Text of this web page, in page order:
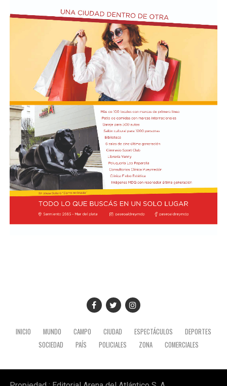
empeoró respecto al año anterior, contra un 41,3% que
la considera estable y solo un 6,3% que registra mejoría.
El 87,3% de los comerciantes considera que el contexto
actual no es propicio para invertir, la proporción más
alta relevada en lo que va del año.
En cuanto a las utilidades, solo el 15,9% las califica
como buenas, mientras que el 28,6% las califica como
malas y el 6,3% como pésimas.
Comparado con junio, el mes registró una variación
positiva del 1,2%, una lectura de corto plazo influida
por la estacionalidad del receso invernal que no
modifica el diagnóstico de fondo. UCIP monitorea
mensualmente la actividad del comercio minorista
marplatense a través del DESE y pone estos resultados a
disposición de los actores públicos y privados con un
objetivo concreto: que las decisiones de política
INICIO MUNDO CAMPO CIUDAD ESPECTÁCULOS
DEPORTES
SOCIEDAD
PAÍS POLICIALES ZONA COMERCIALES